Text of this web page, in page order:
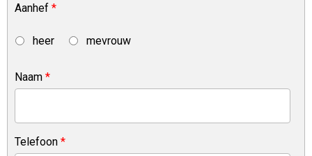
Aanhef *
heer mevrouw
Naam *
Telefoon *